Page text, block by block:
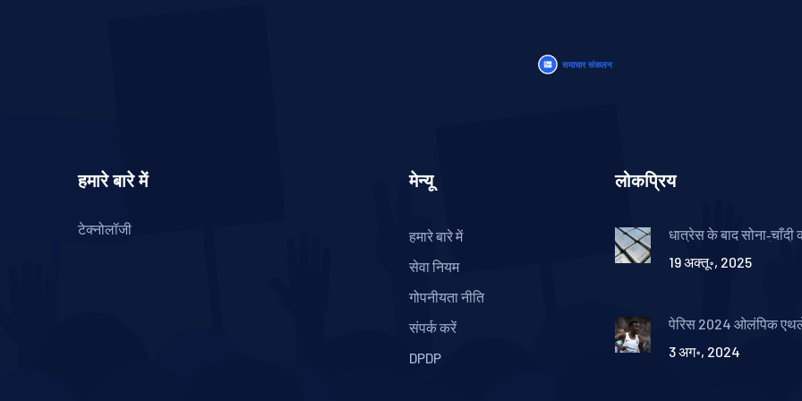
हमारे बारे में
टेक्नोलॉजी
मेन्यू
हमारे बारे में
सेवा नियम
गोपनीयता नीति
संपर्क करें
DPDP
लोकप्रिय
धात्रेस के बाद सोना‑चाँदी
19 अक्तू॰, 2025
पेरिस 2024 ओलंपिक
सबसे तेज़ पुरुषों की 10,000
3 अग॰, 2024